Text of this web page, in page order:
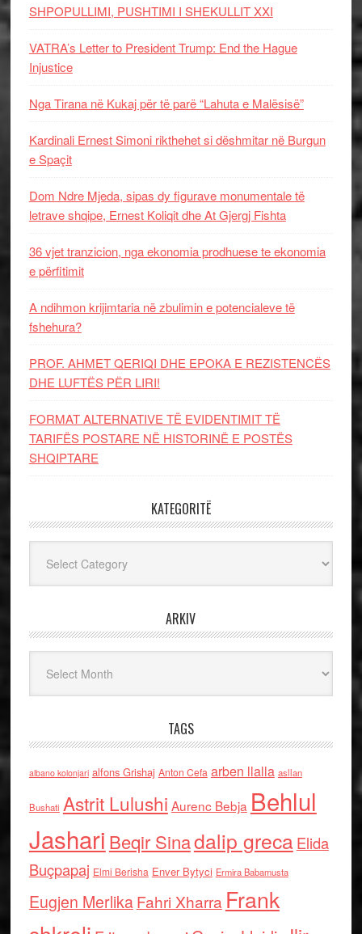
SHPOPULLIMI, PUSHTIMI I SHEKULLIT XXI
VATRA’s Letter to President Trump: End the Hague
Injustice
Nga Tirana në Kukaj për të parë “Lahuta e Malësisë”
Kardinali Ernest Simoni rikthehet si dëshmitar në Burgun
e Spaçit
Dom Ndre Mjeda, sipas dy figurave monumentale të
letrave shqipe, Ernest Koliqit dhe At Gjergj Fishta
36 vjet tranzicion, nga ekonomia prodhuese te ekonomia
e përfitimit
A ndihmon krijimtaria në zbulimin e potencialeve të
fshehura?
PROF. AHMET QERIQI DHE EPOKA E REZISTENCЁS
DHE LUFTЁS PЁR LIRI!
FORMAT ALTERNATIVE TË EVIDENTIMIT TË
TARIFËS POSTARE NË HISTORINË E POSTËS
SHQIPTARE
KATEGORITË
ARKIV
TAGS
albano kolonjari alfons Grishaj Anton Cefa arben llalla asllan
Bushati Astrit Lulushi Aurenc Bebja Behlul
Jashari Beqir Sinadalip grecaElida
Buçpapaj Elmi Berisha Enver Bytyci Ermira Babamusta
Eugjen MerlikaFahri Xharra Frank